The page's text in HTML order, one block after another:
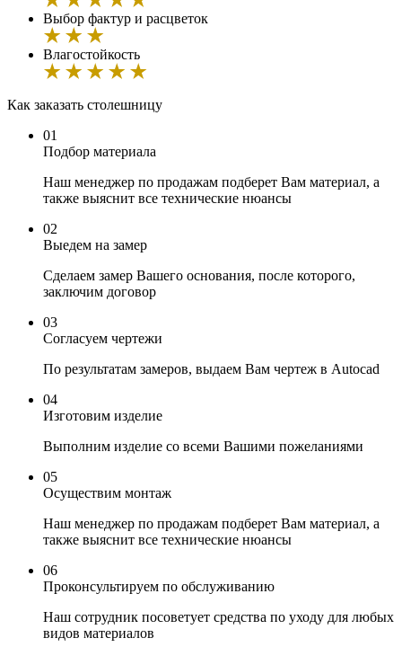
Выбор фактур и расцветок
Влагостойкость
Как заказать столешницу
01
Подбор материала
Наш менеджер по продажам подберет Вам материал, а
также выяснит все технические нюансы
02
Выедем на замер
Сделаем замер Вашего основания, после которого,
заключим договор
03
Согласуем чертежи
По результатам замеров, выдаем Вам чертеж в Autocad
04
Изготовим изделие
Выполним изделие со всеми Вашими пожеланиями
05
Осуществим монтаж
Наш менеджер по продажам подберет Вам материал, а
также выяснит все технические нюансы
06
Проконсультируем по обслуживанию
Наш сотрудник посоветует средства по уходу для любых
видов материалов